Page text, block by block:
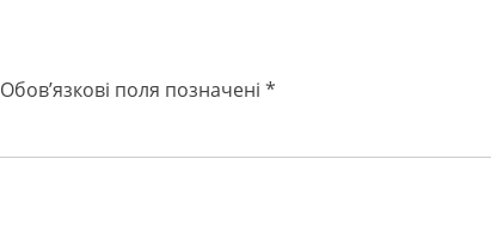
Обов’язкові поля позначені *